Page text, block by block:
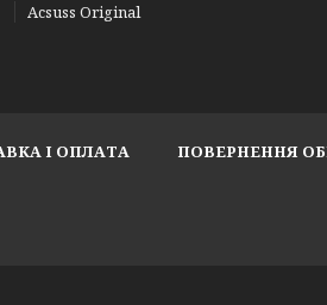
Acsuss Original
І ОПЛАТА ПОВЕРНЕННЯ